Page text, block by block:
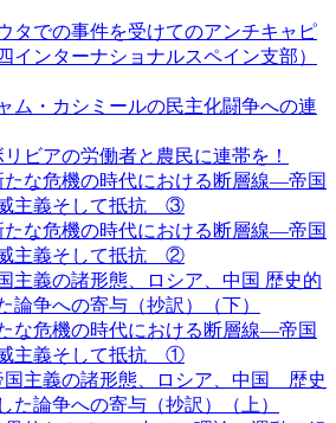
タでの事件を受けてのアンチキャピ
インターナショナルスペイン支部）
ム・カシミールの民主化闘争への連
リビアの労働者と農民に連帯を！
たな危機の時代における断層線―帝国
主義そして抵抗 ③
たな危機の時代における断層線―帝国
主義そして抵抗 ②
主義の諸形態、ロシア、中国 歴史的
論争への寄与（抄訳）（下）
な危機の時代における断層線―帝国
主義そして抵抗 ①
国主義の諸形態、ロシア、中国 歴史
た論争への寄与（抄訳）（上）